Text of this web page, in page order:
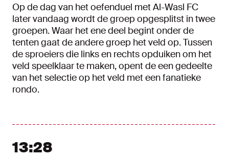
Op de dag van het oefenduel met Al-Wasl FC
later vandaag wordt de groep opgesplitst in twee
groepen. Waar het ene deel begint onder de
tenten gaat de andere groep het veld op. Tussen
de sproeiers die links en rechts opduiken om het
veld speelklaar te maken, opent de een gedeelte
van het selectie op het veld met een fanatieke
rondo.
13:28